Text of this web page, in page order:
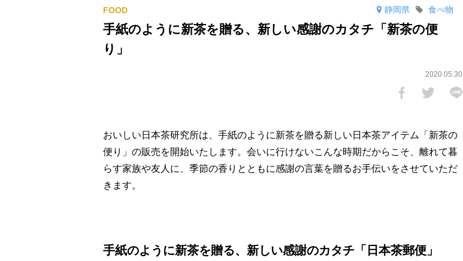
静岡県 食べ物
手紙のように新茶を贈る、新しい感謝のカタチ「新茶の便
り」
2020.05.30
おいしい日本茶研究所は、手紙のように新茶を贈る新しい日本茶アイテム「新茶の
便り」の販売を開始いたします。会いに行けないこんな時期だからこそ、離れて暮
らす家族や友人に、季節の香りとともに感謝の言葉を贈るお手伝いをさせていただ
きます。
手紙のように新茶を贈る、新しい感謝のカタチ「日本茶郵便」